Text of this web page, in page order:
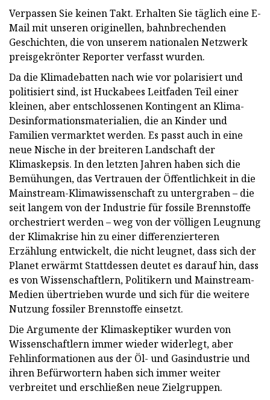
Verpassen Sie keinen Takt. Erhalten Sie täglich eine E-
Mail mit unseren originellen, bahnbrechenden
Geschichten, die von unserem nationalen Netzwerk
preisgekrönter Reporter verfasst wurden.
Da die Klimadebatten nach wie vor polarisiert und
politisiert sind, ist Huckabees Leitfaden Teil einer
kleinen, aber entschlossenen Kontingent an Klima-
Desinformationsmaterialien, die an Kinder und
Familien vermarktet werden. Es passt auch in eine
neue Nische in der breiteren Landschaft der
Klimaskepsis. In den letzten Jahren haben sich die
Bemühungen, das Vertrauen der Öffentlichkeit in die
Mainstream-Klimawissenschaft zu untergraben – die
seit langem von der Industrie für fossile Brennstoffe
orchestriert werden – weg von der völligen Leugnung
der Klimakrise hin zu einer differenzierteren
Erzählung entwickelt, die nicht leugnet, dass sich der
Planet erwärmt Stattdessen deutet es darauf hin, dass
es von Wissenschaftlern, Politikern und Mainstream-
Medien übertrieben wurde und sich für die weitere
Nutzung fossiler Brennstoffe einsetzt.
Die Argumente der Klimaskeptiker wurden von
Wissenschaftlern immer wieder widerlegt, aber
Fehlinformationen aus der Öl- und Gasindustrie und
ihren Befürwortern haben sich immer weiter
verbreitet und erschließen neue Zielgruppen.